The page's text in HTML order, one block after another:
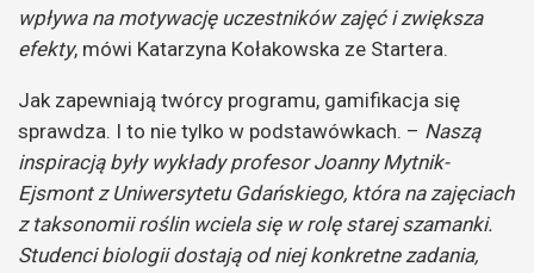
wpływa na motywację uczestników zajęć i zwiększa
efekty, mówi Katarzyna Kołakowska ze Startera.
Jak zapewniają twórcy programu, gamifikacja się
sprawdza. I to nie tylko w podstawówkach. – Naszą
inspiracją były wykłady profesor Joanny Mytnik-
Ejsmont z Uniwersytetu Gdańskiego, która na zajęciach
z taksonomii roślin wciela się w rolę starej szamanki.
Studenci biologii dostają od niej konkretne zadania,